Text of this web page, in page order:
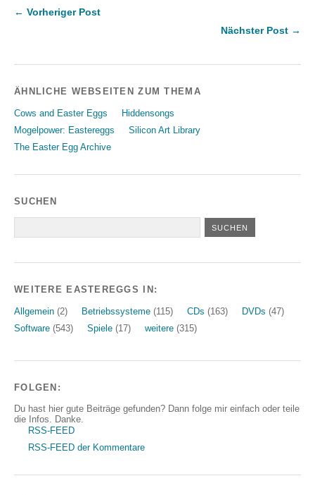
← Vorheriger Post
Nächster Post →
ÄHNLICHE WEBSEITEN ZUM THEMA
Cows and Easter Eggs
Hiddensongs
Mogelpower: Eastereggs
Silicon Art Library
The Easter Egg Archive
SUCHEN
WEITERE EASTEREGGS IN:
Allgemein (2) Betriebssysteme (115) CDs (163) DVDs (47)
Software (543) Spiele (17) weitere (315)
FOLGEN:
Du hast hier gute Beiträge gefunden? Dann folge mir einfach oder teile
die Infos. Danke.
RSS-FEED
RSS-FEED der Kommentare